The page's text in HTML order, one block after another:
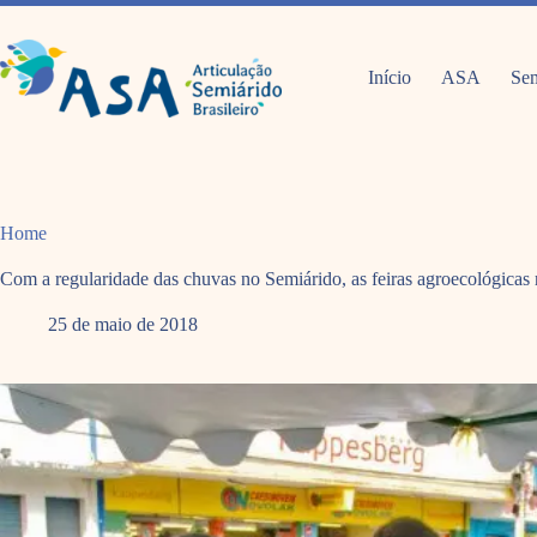
Pular
o
conteúdo
Início ASA
Home
Com a regularidade das chuvas no Semiárido, as feiras agroecológicas
25 de maio de 2018